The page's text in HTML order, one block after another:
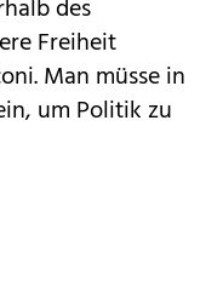
des
Freiheit
Man müsse in
um Politik zu